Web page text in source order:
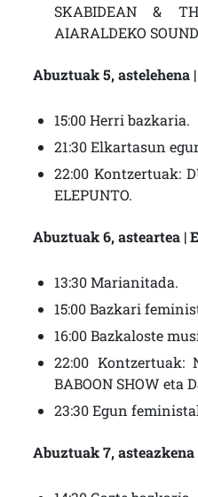
SKABIDEAN &
AIARALDEKO
Abuztuak 5, astelehena
15:00 Herri bazkaria.
21:30 Elkartasun
22:00 Kontzertuak:
ELEPUNTO.
Abuztuak 6, asteartea |
13:30 Marianitada.
15:00 Bazkari
16:00 Bazkaloste
22:00 Kontzertuak:
BABOON SHOW eta
23:30 Egun
Abuztuak 7, asteazkena